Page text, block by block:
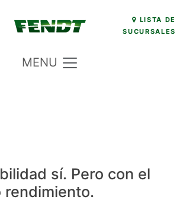
LISTA DE
SUCURSALES
MENU
sí. Pero con el
rendimiento.